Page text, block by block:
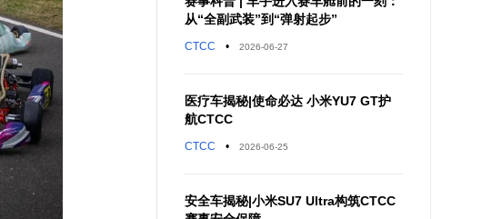
从“全副武装”到“弹射起步”
CTCC • 2026-06-27
医疗车揭秘|使命必达 小米YU7 GT护
航CTCC
CTCC • 2026-06-25
安全车揭秘|小米SU7 Ultra构筑CTCC